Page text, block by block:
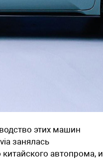
этих машин
занялась
автопрома, и